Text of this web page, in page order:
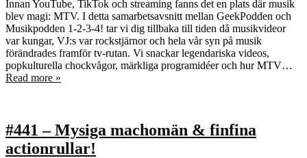
Innan YouTube, TikTok och streaming fanns det en plats där musik
blev magi: MTV. I detta samarbetsavsnitt mellan GeekPodden och
Musikpodden 1-2-3-4! tar vi dig tillbaka till tiden då musikvideor
var kungar, VJ:s var rockstjärnor och hela vår syn på musik
förändrades framför tv‑rutan. Vi snackar legendariska videos,
popkulturella chockvågor, märkliga programidéer och hur MTV…
Read more »
#441 – Mysiga machomän & finfina
actionrullar!